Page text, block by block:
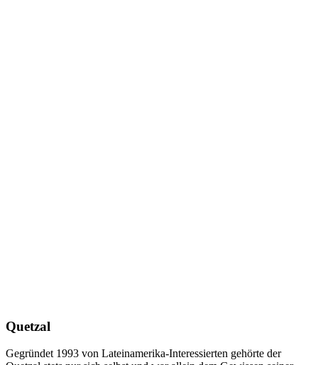
Quetzal
Gegründet 1993 von Lateinamerika-Interessierten gehörte der